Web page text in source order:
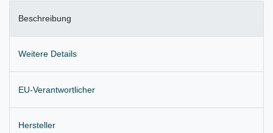
Beschreibung
Weitere Details
EU-Verantwortlicher
Hersteller